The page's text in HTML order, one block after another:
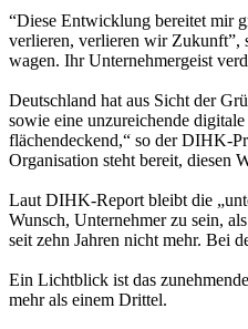
“Diese Entwicklung bereitet mir
verlieren, verlieren wir Zukunft”,
wagen. Ihr Unternehmergeist
Deutschland hat aus Sicht der
sowie eine unzureichende
flächendeckend,“ so der DIHK-
Organisation steht bereit, diesen
Laut DIHK-Report bleibt die
Wunsch, Unternehmer zu sein,
seit zehn Jahren nicht mehr. Bei
Ein Lichtblick ist das
mehr als einem Drittel.